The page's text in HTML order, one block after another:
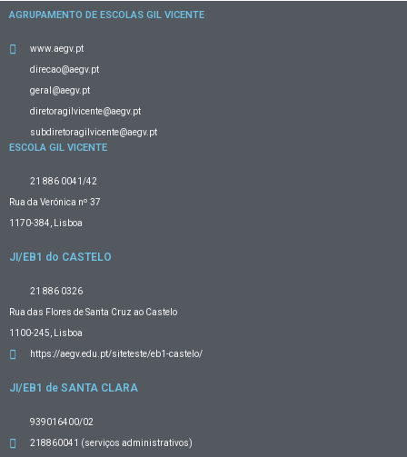
AGRUPAMENTO DE ESCOLAS GIL VICENTE
www.aegv.pt
direcao@aegv.pt
geral@aegv.pt
diretoragilvicente@aegv.pt
subdiretoragilvicente@aegv.pt
ESCOLA GIL VICENTE
21 886 0041/42
Rua da Verónica nº 37
1170-384, Lisboa
JI/EB1 do CASTELO
21 886 0326
Rua das Flores de Santa Cruz ao Castelo
1100-245, Lisboa
https://aegv.edu.pt/siteteste/eb1-castelo/
JI/EB1 de SANTA CLARA
939016400/02
218860041 (serviços administrativos)